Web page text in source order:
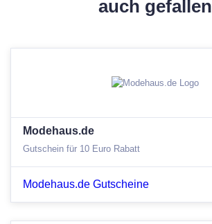
auch gefallen
Modehaus.de
Gutschein für 10 Euro Rabatt
Modehaus.de Gutscheine